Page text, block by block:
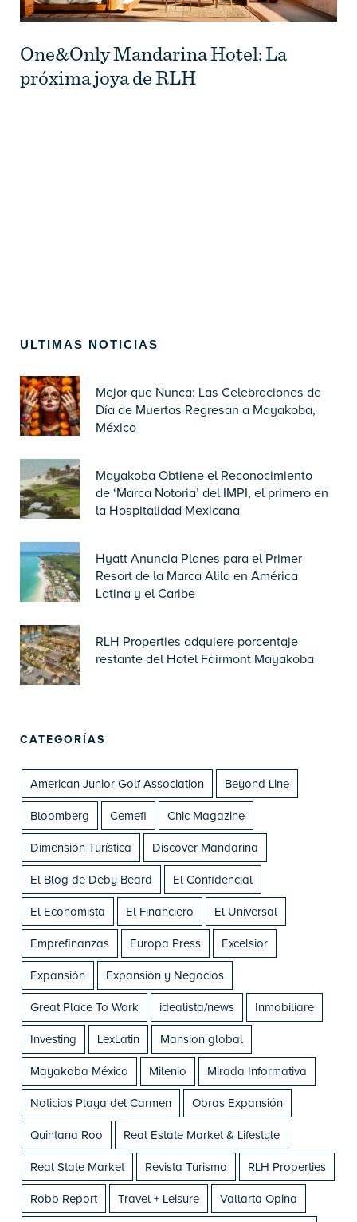
One&Only Mandarina Hotel: La
próxima joya de RLH
ULTIMAS NOTICIAS
Mejor que Nunca: Las Celebraciones de
Día de Muertos Regresan a Mayakoba,
México
Mayakoba Obtiene el Reconocimiento
de ‘Marca Notoria’ del IMPI, el primero en
la Hospitalidad Mexicana
Hyatt Anuncia Planes para el Primer
Resort de la Marca Alila en América
Latina y el Caribe
RLH Properties adquiere porcentaje
restante del Hotel Fairmont Mayakoba
CATEGORÍAS
American Junior Golf Association Beyond Line
Bloomberg Cemefi Chic Magazine
Dimensión Turística Discover Mandarina
El Blog de Deby Beard El Confidencial
El Economista El Financiero El Universal
Emprefinanzas Europa Press Excelsior
Expansión Expansión y Negocios
Great Place To Work idealista/news Inmobiliare
Investing LexLatin Mansion global
Mayakoba México Milenio Mirada Informativa
Noticias Playa del Carmen Obras Expansión
Quintana Roo Real Estate Market & Lifestyle
Real State Market Revista Turismo RLH Properties
Robb Report Travel + Leisure Vallarta Opina